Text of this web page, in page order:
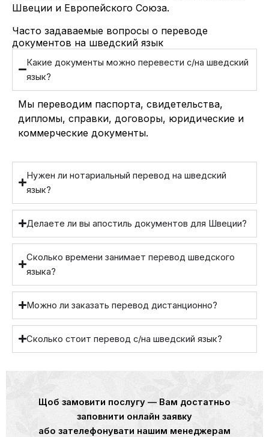
Швеции и Европейского Союза.
Часто задаваемые вопросы о переводе
документов на шведский язык
Какие документы можно перевести с/на шведский
язык?
Мы переводим паспорта, свидетельства,
дипломы, справки, договоры, юридические и
коммерческие документы.
Нужен ли нотариальный перевод на шведский
язык?
Делаете ли вы апостиль документов для Швеции?
Сколько времени занимает перевод шведского
языка?
Можно ли заказать перевод дистанционно?
Сколько стоит перевод с/на шведский язык?
Щоб замовити послугу — Вам достатньо
заповнити онлайн заявку
або зателефонувати нашим менеджерам